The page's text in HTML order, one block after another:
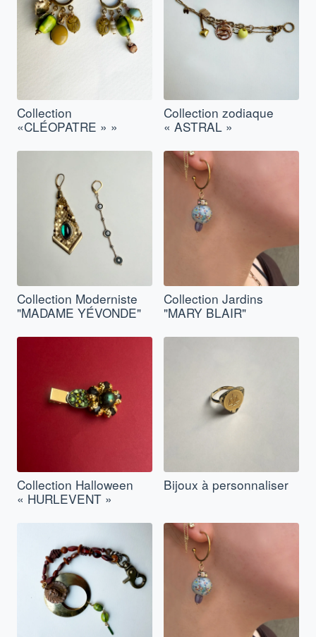
Collection
«CLÉOPATRE » »
Collection zodiaque
« ASTRAL »
Collection Moderniste
"MADAME YÉVONDE"
Collection Jardins
"MARY BLAIR"
Collection Halloween
« HURLEVENT »
Bijoux à personnaliser